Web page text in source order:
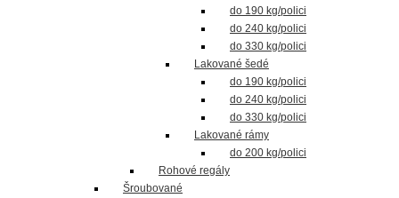
do 190 kg/polici
do 240 kg/polici
do 330 kg/polici
Lakované šedé
do 190 kg/polici
do 240 kg/polici
do 330 kg/polici
Lakované rámy
do 200 kg/polici
Rohové regály
Šroubované